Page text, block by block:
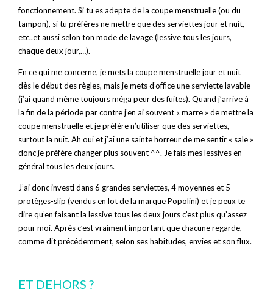
fonctionnement. Si tu es adepte de la coupe menstruelle (ou du
tampon), si tu préfères ne mettre que des serviettes jour et nuit,
etc..et aussi selon ton mode de lavage (lessive tous les jours,
chaque deux jour,…).
En ce qui me concerne, je mets la coupe menstruelle jour et nuit
dès le début des règles, mais je mets d’office une serviette lavable
(j’ai quand même toujours méga peur des fuites). Quand j’arrive à
la fin de la période par contre j’en ai souvent « marre » de mettre la
coupe menstruelle et je préfère n’utiliser que des serviettes,
surtout la nuit. Ah oui et j’ai une sainte horreur de me sentir « sale »
donc je préfère changer plus souvent ^^. Je fais mes lessives en
général tous les deux jours.
J’ai donc investi dans 6 grandes serviettes, 4 moyennes et 5
protèges-slip (vendus en lot de la marque Popolini) et je peux te
dire qu’en faisant la lessive tous les deux jours c’est plus qu’assez
pour moi. Après c’est vraiment important que chacune regarde,
comme dit précédemment, selon ses habitudes, envies et son flux.
ET DEHORS ?